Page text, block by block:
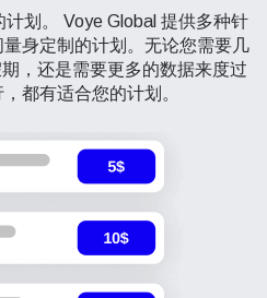
划。 Voye Global 提供多种针
身定制的计划。无论您需要几
，还是需要更多的数据来度过
都有适合您的计划。